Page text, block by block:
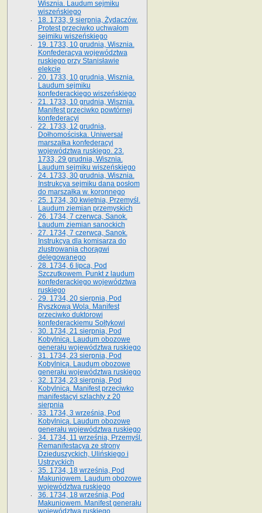
Wisznia. Laudum sejmiku
wiszeńskiego
18. 1733, 9 sierpnia, Żydaczów.
Protest przeciwko uchwałom
sejmiku wiszeńskiego
19. 1733, 10 grudnia, Wisznia.
Konfederacya województwa
ruskiego przy Stanisławie
elekcie
20. 1733, 10 grudnia, Wisznia.
Laudum sejmiku
konfederackiego wiszeńskiego
21. 1733, 10 grudnia, Wisznia.
Manifest przeciwko powtórnej
konfederacyi
22. 1733, 12 grudnia,
Dołhomościska. Uniwersał
marszałka konfederacyi
województwa ruskiego. 23.
1733, 29 grudnia, Wisznia.
Laudum sejmiku wiszeńskiego
24. 1733, 30 grudnia, Wisznia.
Instrukcya sejmiku dana posłom
do marszałka w. koronnego
25. 1734, 30 kwietnia, Przemyśl.
Laudum ziemian przemyskich
26. 1734, 7 czerwca, Sanok.
Laudum ziemian sanockich
27. 1734, 7 czerwca, Sanok.
Instrukcya dla komisarza do
zlustrowania chorągwi
delegowanego
28. 1734, 6 lipca, Pod
Szczutkowem. Punkt z laudum
konfederackiego województwa
ruskiego
29. 1734, 20 sierpnia, Pod
Ryszkową Wolą. Manifest
przeciwko duktorowi
konfederackiemu Sołtykowi
30. 1734, 21 sierpnia, Pod
Kobylnicą. Laudum obozowe
generału województwa ruskiego
31. 1734, 23 sierpnia, Pod
Kobylnicą. Laudum obozowe
generału województwa ruskiego
32. 1734, 23 sierpnia, Pod
Kobylnicą. Manifest przeciwko
manifestacyi szlachty z 20
sierpnia
33. 1734, 3 września, Pod
Kobylnicą. Laudum obozowe
generału województwa ruskiego
34. 1734, 11 września, Przemyśl.
Remanifestacya ze strony
Dzieduszyckich, Ulińskiego i
Ustrzyckich
35. 1734, 18 września, Pod
Makuniowem. Laudum obozowe
województwa ruskiego
36. 1734, 18 września, Pod
Makuniowem. Manifest generału
województwa ruskiego